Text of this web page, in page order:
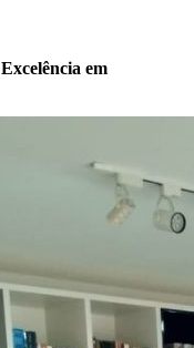
Excelência em